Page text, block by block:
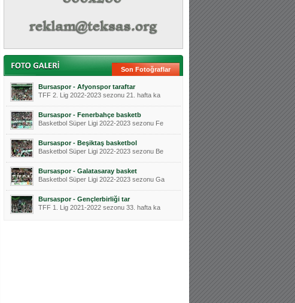
Son Fotoğraflar
Bursaspor - Afyonspor taraftar
TFF 2. Lig 2022-2023 sezonu 21. hafta ka
Bursaspor - Fenerbahçe basketb
Basketbol Süper Ligi 2022-2023 sezonu Fe
Bursaspor - Beşiktaş basketbol
Basketbol Süper Ligi 2022-2023 sezonu Be
Bursaspor - Galatasaray basket
Basketbol Süper Ligi 2022-2023 sezonu Ga
Bursaspor - Gençlerbirliği tar
TFF 1. Lig 2021-2022 sezonu 33. hafta ka